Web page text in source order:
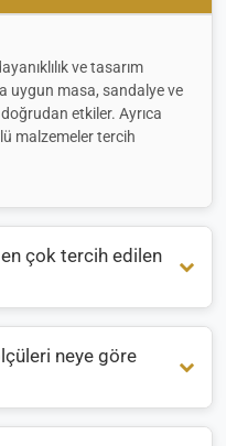
ve tasarım
uygun masa, sandalye ve
etkiler. Ayrıca
malzemeler tercih
çok tercih edilen
ahşap ,metalverattan
sıcak bir atmosfer için
dayanıklı
neye göre